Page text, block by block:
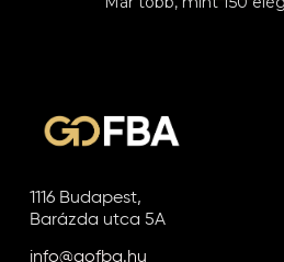
1116 Budapest,
Barázda utca 5A
info@gofba.hu